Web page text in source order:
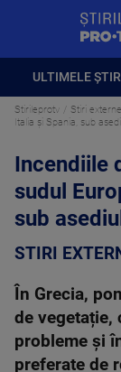
ULTIMELE
Stirileprotv Stiri externe
Italia și Spania, sub
Incendiile
sudul
sub
STIRI
În Grecia,
de vegetație,
probleme și
preferate de